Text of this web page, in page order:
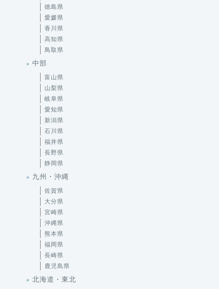
徳島県
愛媛県
香川県
高知県
鳥取県
中部
富山県
山梨県
岐阜県
愛知県
新潟県
石川県
福井県
長野県
静岡県
九州・沖縄
佐賀県
大分県
宮崎県
沖縄県
熊本県
福岡県
長崎県
鹿児島県
北海道・東北